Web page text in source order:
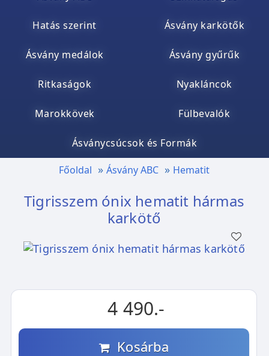
Hatás szerint Ásvány karkötők
Ásvány medálok Ásvány gyűrűk
Ritkaságok Nyakláncok
Marokkövek Fülbevalók
Ásványcsúcsok és Formák
Főoldal Ásvány ABC Hematit
Tigrisszem ónix hematit hármas
karkötő
4 490.-
Kosárba